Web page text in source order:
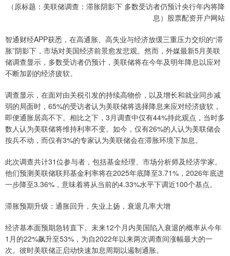
（原标题：美联储调查：滞胀阴影下 多数受访者仍预计央行年内将降
息）股票配资开户网站
智通财经APP获悉，在高通胀、高失业与经济放缓三重压力交织的“滞
胀”阴影下，市场对美国经济前景愈发悲观。然而，外媒最新5月美联
储调查显示，多数受访者仍预计，美联储将在今年及明年降息以应对
不断加剧的经济疲软。
调查显示，在面对由关税引发的持续高物价，以及增长和就业同步减
弱的局面时，65%的受访者认为美联储将选择降息来应对经济疲软，
即便通胀居高不下。相比之下，3月调查中仅有44%持此观点，当时多
数人认为美联储将维持利率不变。如今，仅有26%的人认为美联储会
按兵不动，而仅有3%的专家认为美联储会在滞胀环境下加息。
此次调查共计31位参与者，包括基金经理、市场分析师及经济学家。
他们预测美联储联邦基金利率将在2025年底降至3.71%，2026年底进
一步降至3.36%，意味着将从当前的4.33%水平下调近100个基点。
滞胀预期升级：通胀回升，失业上扬，衰退几率大增
经济基本面预期急转直下。未来12个月内美国陷入衰退的概率从今年
1月的22%飙升至53%，为自2022年以来两次调查间涨幅最大的一
次。彼时美联储正启动快速加息周期以遏制通胀。